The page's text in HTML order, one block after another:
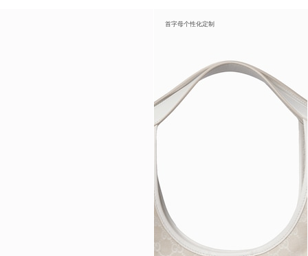
首字母个性化定制